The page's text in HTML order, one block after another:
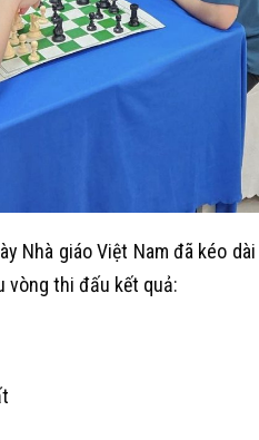
Nhà giáo Việt Nam đã kéo
vòng thi đấu kết quả: